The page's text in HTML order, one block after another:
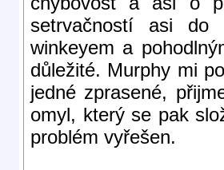
setrvačností asi
winkeyem a
důležité. Murphy mi
jedné zprasené,
omyl, který se pak
problém vyřešen.